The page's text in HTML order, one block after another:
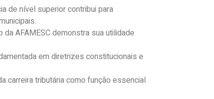
de nível superior contribui para
da AFAMESC demonstra sua utilidade
em diretrizes constitucionais e
carreira tributária como função essencial